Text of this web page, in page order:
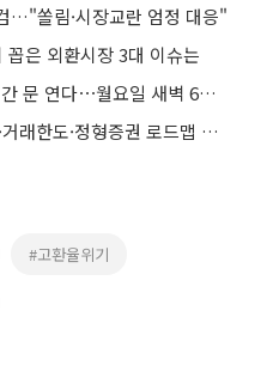
…"쏠림·시장교란 엄정 대응"
은 외환시장 3대 이슈는
내달 6일부터 외환시장 24시간 문 연다⋯월요일 새벽 6시 개장
STO 하위법규 예상안, 풀링·거래한도·정형증권 로드맵 제시
#고환율위기